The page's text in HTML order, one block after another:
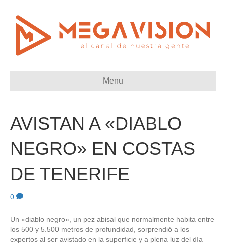
Menu
AVISTAN A «DIABLO
NEGRO» EN COSTAS
DE TENERIFE
0
Un «diablo negro», un pez abisal que normalmente habita entre
los 500 y 5.500 metros de profundidad, sorprendió a los
expertos al ser avistado en la superficie y a plena luz del día